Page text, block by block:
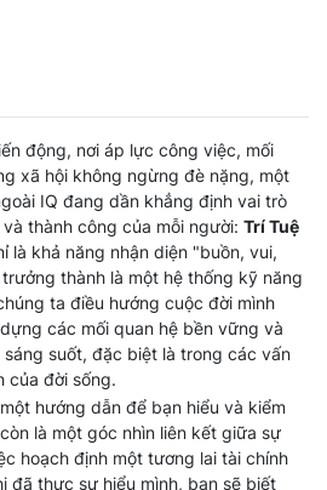
động, nơi áp lực công việc, mối
xã hội không ngừng đè nặng, một
IQ đang dần khẳng định vai trò
thành công của mỗi người: Trí Tuệ
là khả năng nhận diện "buồn, vui,
thành là một hệ thống kỹ năng
ta điều hướng cuộc đời mình
các mối quan hệ bền vững và
suốt, đặc biệt là trong các vấn
của đời sống.
hướng dẫn để bạn hiểu và kiểm
là một góc nhìn liên kết giữa sự
hoạch định một tương lai tài chính
đã thực sự hiểu mình, bạn sẽ biết